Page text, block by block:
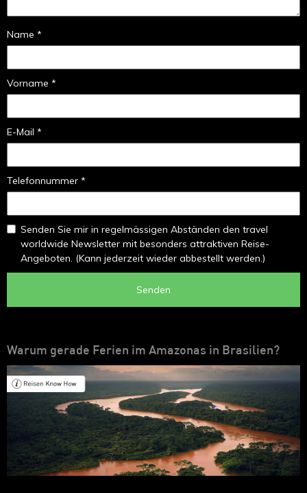
Name *
Vorname *
E-Mail *
Telefonnummer *
Senden Sie mir in regelmässigen Abständen den travel
worldwide Newsletter mit besonders attraktiven Reise-
Angeboten. (Kann jederzeit wieder abbestellt werden.)
Senden
Warum gerade Ferien im Amazonas in Brasilien?